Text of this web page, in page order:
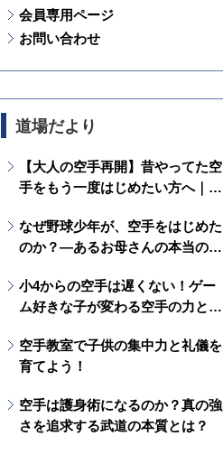
会員専用ページ
お問い合わせ
道場だより
【大人の空手再開】昔やってた空
手をもう一度はじめたい方へ｜ブ
す
なぜ野球少年が、空手をはじめた
のか？―あるお母さんの本当の願
は？
小4からの空手は遅くない！ゲー
ム好きな子が変わる空手の力と
空手教室で子供の集中力と礼儀を
育てよう！
空手は護身術になるのか？真の強
さを追求する武道の本質とは？